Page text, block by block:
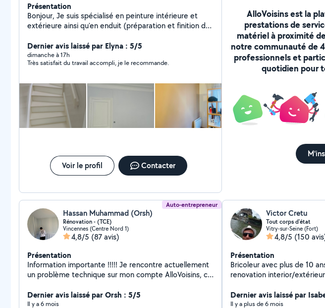
Présentation
Bonjour, Je suis spécialisé en peinture intérieure et
extérieure ainsi qu'en enduit (préparation et finition des
Sérieux, ponctuel et à l'écoute de mes clients, je
m'engage à respecter les délais et à assurer une finition
impeccable. Intervention à Paris et en Île-de-France.
projet
Dernier avis laissé par Elyna : 5/5
dimanche à 17h
Très satisfait du travail accompli, je le recommande.
Voir le profil Contacter
AlloVoisins est la
prestations de
matériel à proximité
notre communauté de
professionnels et
quotidien pour
Auto-entrepreneur
Hassan Muhammad (Orsh)
Rénovation - (TCE)
Vincennes (Centre Nord 1)
4,8/5 (87 avis)
Présentation
Information importante !!!!! Je rencontre actuellement
un problème technique sur mon compte AlloVoisins, ce
votre demande est urgente, vous pouvez cliquer
directement sur le bouton « Appeler » de mon profil
Dernier avis laissé par Orsh : 5/5
Il y a 6 mois
Victor Cretu
Tout corps d'état
Vitry-sur-Seine (Fort)
4,8/5 (150
Présentation
Bricoleur avec plus de 10
renovation interior/
travaux possible. Je suis disponible tout les jours sauf le
dimanche
Dernier avis laissé par
Il y a plus de 6 mois